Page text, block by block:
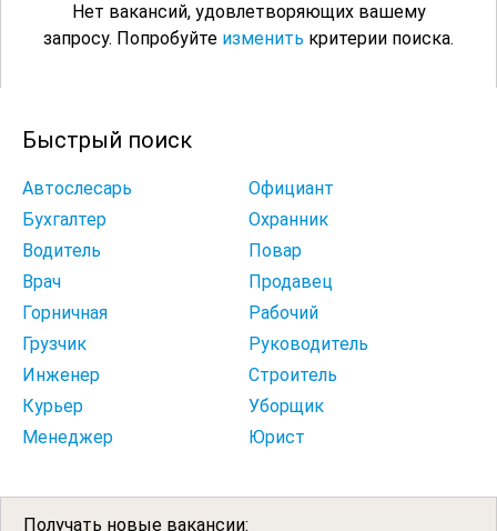
Нет вакансий, удовлетворяющих вашему
запросу. Попробуйте изменить критерии поиска.
Быстрый поиск
Автослесарь
Официант
Бухгалтер
Охранник
Водитель
Повар
Врач
Продавец
Горничная
Рабочий
Грузчик
Руководитель
Инженер
Строитель
Курьер
Уборщик
Менеджер
Юрист
Получать новые вакансии: